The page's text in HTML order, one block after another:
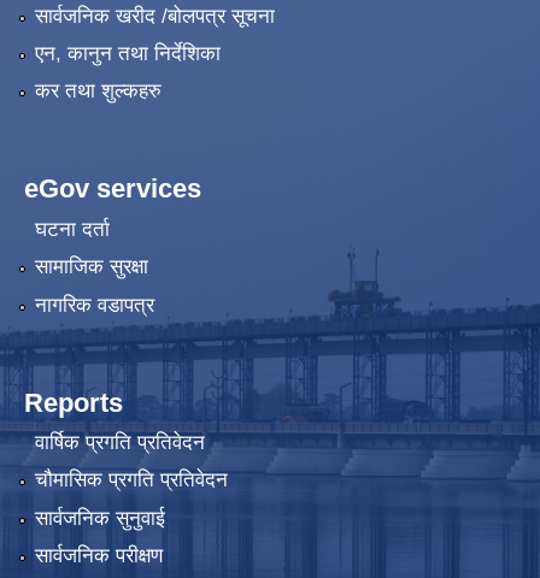
सार्वजनिक खरीद /बोलपत्र सूचना
एन, कानुन तथा निर्देशिका
कर तथा शुल्कहरु
eGov services
घटना दर्ता
सामाजिक सुरक्षा
नागरिक वडापत्र
Reports
वार्षिक प्रगति प्रतिवेदन
चौमासिक प्रगति प्रतिवेदन
सार्वजनिक सुनुवाई
सार्वजनिक परीक्षण